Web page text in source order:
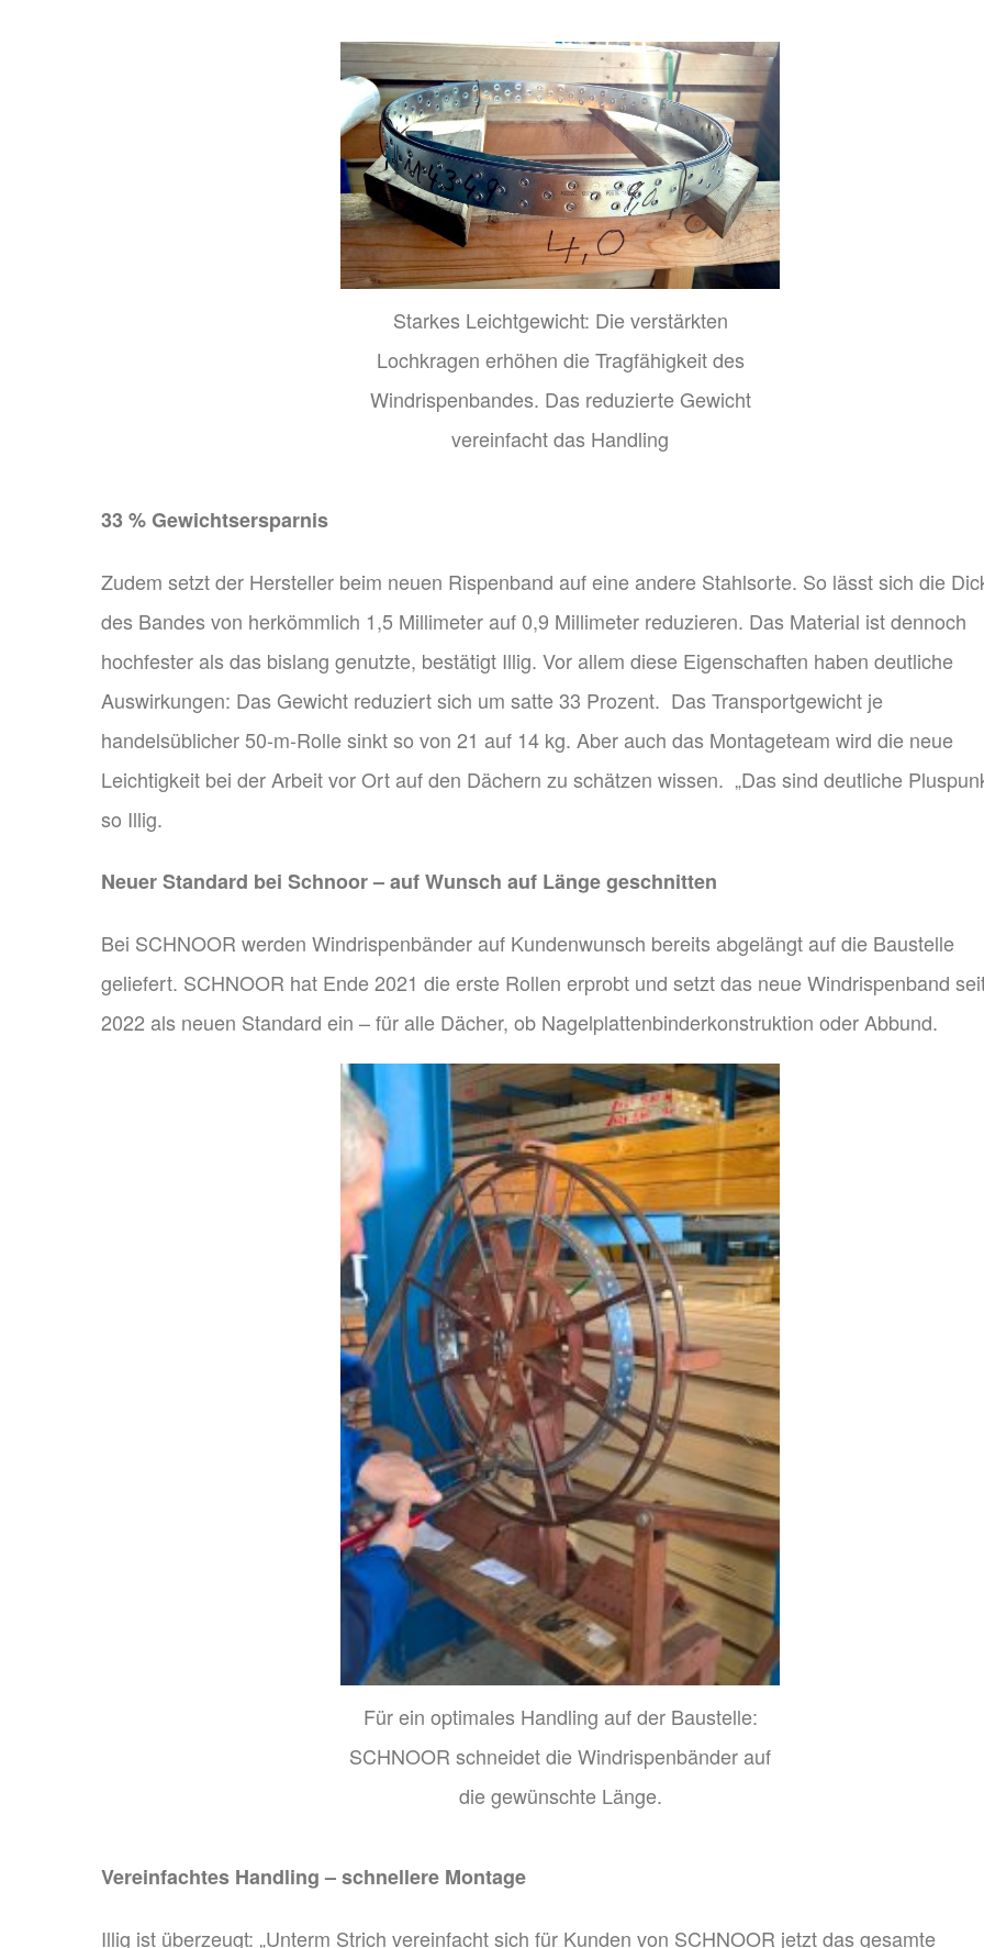
Starkes Leichtgewicht: Die verstärkten
Lochkragen erhöhen die Tragfähigkeit des
Windrispenbandes. Das reduzierte Gewicht
vereinfacht das Handling
33 % Gewichtsersparnis
Zudem setzt der Hersteller beim neuen Rispenband auf eine andere Stahlsorte. So lässt sich die
des Bandes von herkömmlich 1,5 Millimeter auf 0,9 Millimeter reduzieren. Das Material ist dennoch
hochfester als das bislang genutzte, bestätigt Illig. Vor allem diese Eigenschaften haben deutliche
Auswirkungen: Das Gewicht reduziert sich um satte 33 Prozent. Das Transportgewicht je
handelsüblicher 50-m-Rolle sinkt so von 21 auf 14 kg. Aber auch das Montageteam wird die neue
Leichtigkeit bei der Arbeit vor Ort auf den Dächern zu schätzen wissen. „Das sind deutliche
so Illig.
Neuer Standard bei Schnoor – auf Wunsch auf Länge geschnitten
Bei SCHNOOR werden Windrispenbänder auf Kundenwunsch bereits abgelängt auf die Baustelle
geliefert. SCHNOOR hat Ende 2021 die erste Rollen erprobt und setzt das neue Windrispenband
2022 als neuen Standard ein – für alle Dächer, ob Nagelplattenbinderkonstruktion oder Abbund.
Für ein optimales Handling auf der Baustelle:
SCHNOOR schneidet die Windrispenbänder auf
die gewünschte Länge.
Vereinfachtes Handling – schnellere Montage
Illig ist überzeugt: „Unterm Strich vereinfacht sich für Kunden von SCHNOOR jetzt das gesamte